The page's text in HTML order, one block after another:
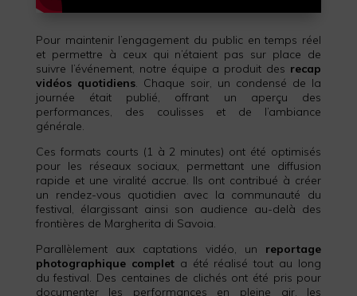
Pour maintenir l’engagement du public en temps réel
et permettre à ceux qui n’étaient pas sur place de
suivre l’événement, notre équipe a produit des recap
vidéos quotidiens. Chaque soir, un condensé de la
journée était publié, offrant un aperçu des
performances, des coulisses et de l’ambiance
générale.
Ces formats courts (1 à 2 minutes) ont été optimisés
pour les réseaux sociaux, permettant une diffusion
rapide et une viralité accrue. Ils ont contribué à créer
un rendez-vous quotidien avec la communauté du
festival, élargissant ainsi son audience au-delà des
frontières de Margherita di Savoia.
Parallèlement aux captations vidéo, un reportage
photographique completa été réalisé tout au long
du festival. Des centaines de clichés ont été pris pour
documenter les performances en pleine air, les